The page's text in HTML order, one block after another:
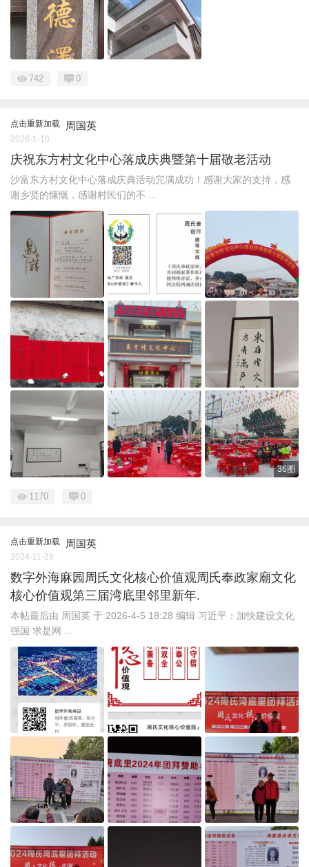
742 0
点击重新加载 周国英
2026-1-16
庆祝东方村文化中心落成庆典暨第十届敬老活动
沙富东方村文化中心落成庆典活动完满成功！感谢大家的支持，感
谢乡贤的慷慨，感谢村民们的不 ...
36图
1170 0
点击重新加载 周国英
2024-11-28
数字外海麻园周氏文化核心价值观周氏奉政家廟文化
核心价值观第三届湾底里邻里新年.
本帖最后由 周国英 于 2026-4-5 18:28 编辑 习近平：加快建设文化
强国 求是网 ...